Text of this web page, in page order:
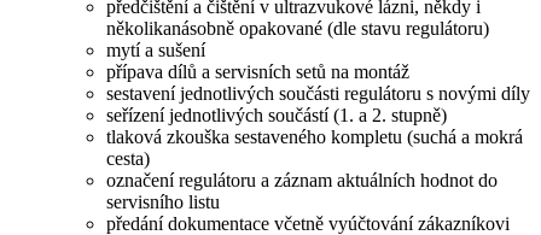
předčištění a čištění v ultrazvukové lázni, někdy i
několikanásobně opakované (dle stavu regulátoru)
mytí a sušení
přípava dílů a servisních setů na montáž
sestavení jednotlivých součásti regulátoru s novými díly
seřízení jednotlivých součástí (1. a 2. stupně)
tlaková zkouška sestaveného kompletu (suchá a mokrá
cesta)
označení regulátoru a záznam aktuálních hodnot do
servisního listu
předání dokumentace včetně vyúčtování zákazníkovi